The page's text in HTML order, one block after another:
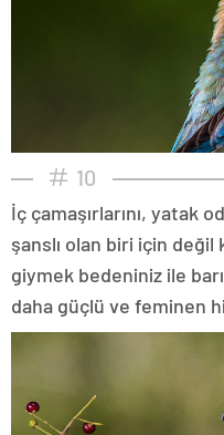
10
İç çamaşırlarını, yatak
şanslı olan biri için değil
giymek bedeniniz ile
daha güçlü ve feminen